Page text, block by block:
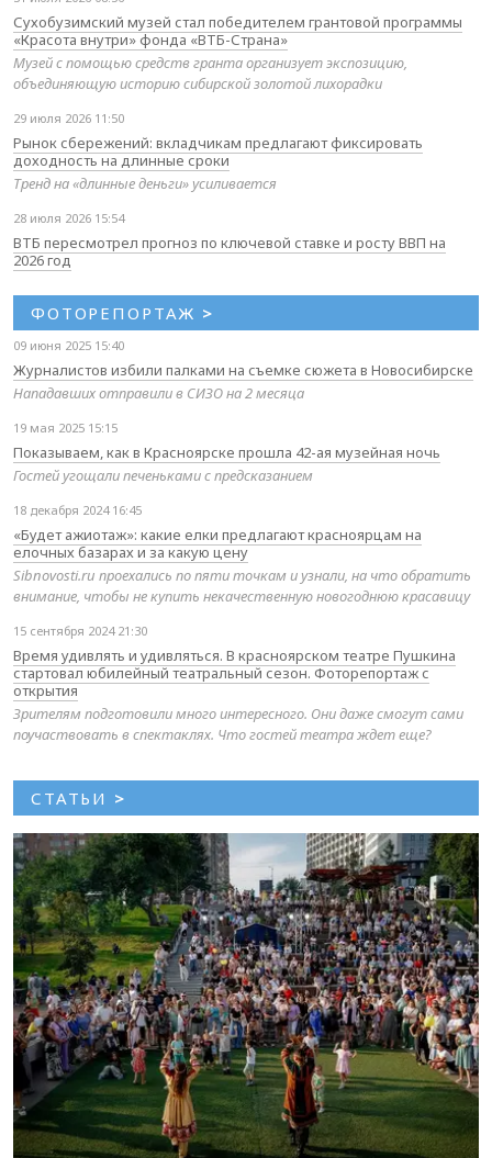
Сухобузимский музей стал победителем грантовой программы
«Красота внутри» фонда «ВТБ-Страна»
Музей с помощью средств гранта организует экспозицию,
объединяющую историю сибирской золотой лихорадки
29 июля 2026 11:50
Рынок сбережений: вкладчикам предлагают фиксировать
доходность на длинные сроки
Тренд на «длинные деньги» усиливается
28 июля 2026 15:54
ВТБ пересмотрел прогноз по ключевой ставке и росту ВВП на
2026 год
ФОТОРЕПОРТАЖ >
09 июня 2025 15:40
Журналистов избили палками на съемке сюжета в Новосибирске
Нападавших отправили в СИЗО на 2 месяца
19 мая 2025 15:15
Показываем, как в Красноярске прошла 42-ая музейная ночь
Гостей угощали печеньками с предсказанием
18 декабря 2024 16:45
«Будет ажиотаж»: какие елки предлагают красноярцам на
елочных базарах и за какую цену
Sibnovosti.ru проехались по пяти точкам и узнали, на что обратить
внимание, чтобы не купить некачественную новогоднюю красавицу
15 сентября 2024 21:30
Время удивлять и удивляться. В красноярском театре Пушкина
стартовал юбилейный театральный сезон. Фоторепортаж с
открытия
Зрителям подготовили много интересного. Они даже смогут сами
поучаствовать в спектаклях. Что гостей театра ждет еще?
СТАТЬИ >